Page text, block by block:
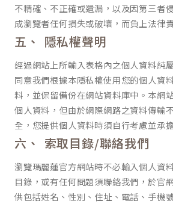
不精確、不正確或遺漏，以及因第三者
成瀏覽者任何損失或破壞，而負上法律
隱私權聲明
經過網站上所輸入表格內之個人資料純
同意我們根據本隱私權使用您的個人資
料，並保留備份在網站資料庫中。本網
個人資料，但由於網際網路之資料傳輸
全，您提供個人資料時須自行考慮並承
索取目錄/聯絡我們
瀏覽瑪麗蓮官方網站時不必輸入個人資
目錄，或有任何問題須聯絡我們，於官
供包括姓名、性別、住址、電話、手機